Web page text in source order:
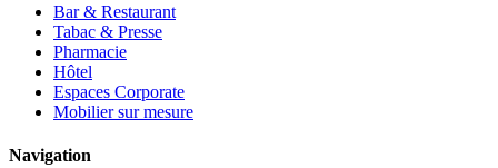
Bar & Restaurant
Tabac & Presse
Pharmacie
Hôtel
Espaces Corporate
Mobilier sur mesure
Navigation